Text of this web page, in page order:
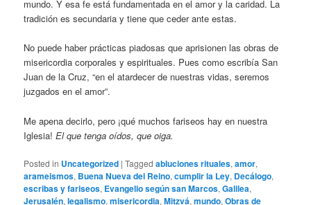
mundo. Y esa fe está fundamentada en el amor y la caridad. La
tradición es secundaria y tiene que ceder ante estas.
No puede haber prácticas piadosas que aprisionen las obras de
misericordia corporales y espirituales. Pues como escribía San
Juan de la Cruz, “en el atardecer de nuestras vidas, seremos
juzgados en el amor”.
Me apena decirlo, pero ¡qué muchos fariseos hay en nuestra
Iglesia!El que tenga oídos, que oiga.
Posted in Uncategorized |Tagged abluciones rituales,amor,
arameismos, Buena Nueva del Reino,cumplir la Ley, Decálogo,
escribas y fariseos, Evangelio según san Marcos,Galilea,
Jerusalén,legalismo,misericordia,Mitzvá,mundo,Obras de